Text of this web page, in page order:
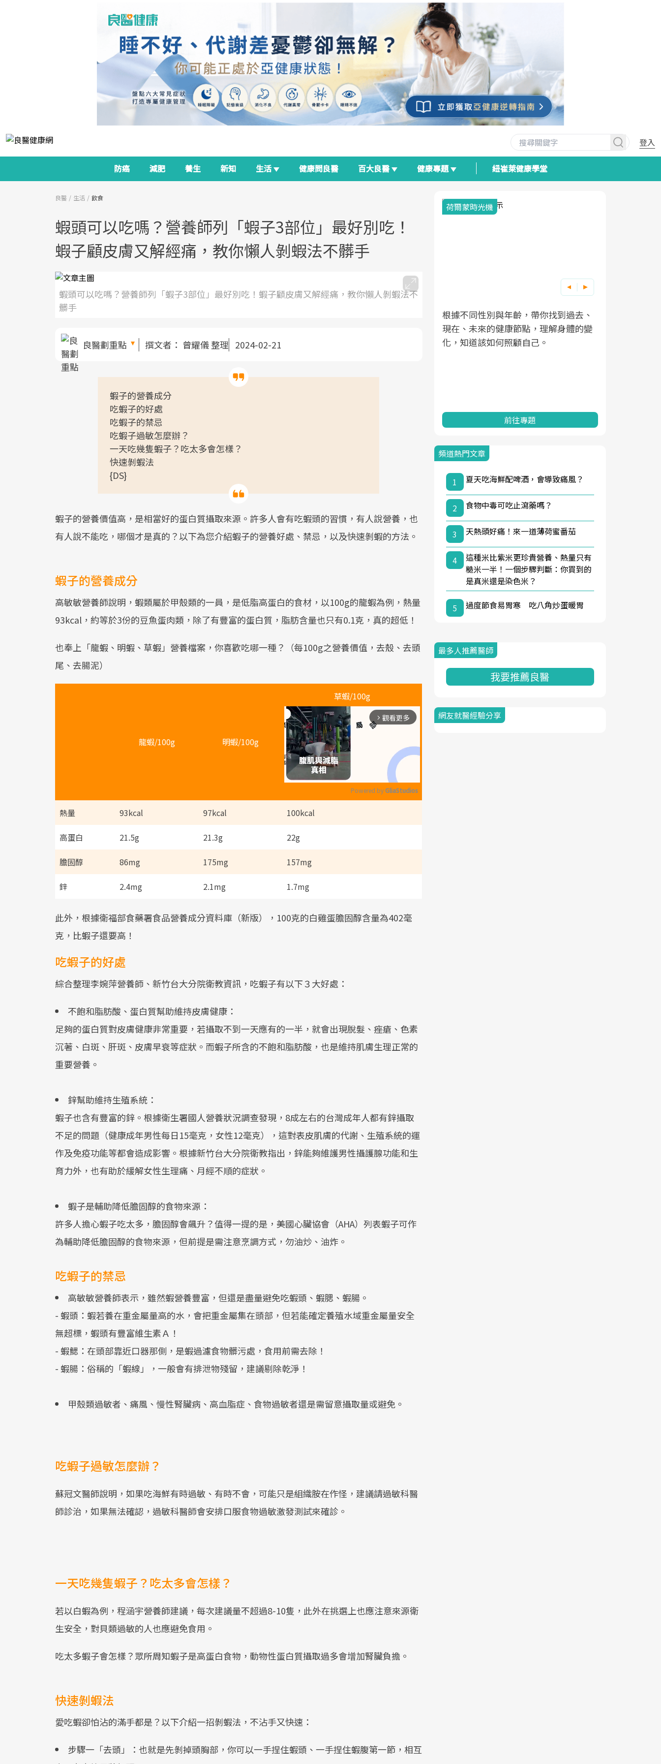
登入
防癌 減肥 養生 新知 生活 健康問良醫 百大良醫 健康專題 紐崔萊健康學堂
良醫 生活 飲食
蝦頭可以吃嗎？營養師列「蝦子3部位」最好別吃！
蝦子顧皮膚又解經痛，教你懶人剝蝦法不髒手
蝦頭可以吃嗎？營養師列「蝦子3部位」最好別吃！蝦子顧皮膚又解經痛，教你懶人剝蝦法不
髒手
良醫劃重點 撰文者： 曾耀儀 整理 2024-02-21
蝦子的營養成分
吃蝦子的好處
吃蝦子的禁忌
吃蝦子過敏怎麼辦？
一天吃幾隻蝦子？吃太多會怎樣？
快速剝蝦法
{DS}
蝦子的營養價值高，是相當好的蛋白質攝取來源。許多人會有吃蝦頭的習慣，有人說營養，也
有人說不能吃，哪個才是真的？以下為您介紹蝦子的營養好處、禁忌，以及快速剝蝦的方法。
蝦子的營養成分
高敏敏營養師說明，蝦類屬於甲殼類的一員，是低脂高蛋白的食材，以100g的龍蝦為例，熱量
93kcal，約等於3份的豆魚蛋肉類，除了有豐富的蛋白質，脂肪含量也只有0.1克，真的超低！
也奉上「龍蝦、明蝦、草蝦」營養檔案，你喜歡吃哪一種？（每100g之營養價值，去殼、去頭
尾、去腸泥）
龍蝦/100g 明蝦/100g
草蝦/100g
arrow_forward_ios 觀看更多
t
Powered by GliaStudios
熱量 93kcal 97kcal 100kcal
高蛋白 21.5g 21.3g 22g
膽固醇 86mg 175mg 157mg
鋅 2.4mg 2.1mg 1.7mg
此外，根據衛福部食藥署食品營養成分資料庫（新版），100克的白雞蛋膽固醇含量為402毫
克，比蝦子還要高！
吃蝦子的好處
綜合整理李婉萍營養師、新竹台大分院衛教資訊，吃蝦子有以下３大好處：
不飽和脂肪酸、蛋白質幫助維持皮膚健康：
足夠的蛋白質對皮膚健康非常重要，若攝取不到一天應有的一半，就會出現脫髮、痤瘡、色素
沉著、白斑、肝斑、皮膚早衰等症狀。而蝦子所含的不飽和脂肪酸，也是維持肌膚生理正常的
重要營養。
鋅幫助維持生殖系統：
蝦子也含有豐富的鋅。根據衛生署國人營養狀況調查發現，8成左右的台灣成年人都有鋅攝取
不足的問題（健康成年男性每日15毫克，女性12毫克），這對表皮肌膚的代謝、生殖系統的運
作及免疫功能等都會造成影響。根據新竹台大分院衛教指出，鋅能夠維護男性攝護腺功能和生
育力外，也有助於緩解女性生理痛、月經不順的症狀。
蝦子是輔助降低膽固醇的食物來源：
許多人擔心蝦子吃太多，膽固醇會飆升？值得一提的是，美國心臟協會（AHA）列表蝦子可作
為輔助降低膽固醇的食物來源，但前提是需注意烹調方式，勿油炒、油炸。
吃蝦子的禁忌
高敏敏營養師表示，雖然蝦營養豐富，但還是盡量避免吃蝦頭、蝦腮、蝦腸。
- 蝦頭：蝦若養在重金屬量高的水，會把重金屬集在頭部，但若能確定養殖水域重金屬量安全
無超標，蝦頭有豐富維生素Ａ！
- 蝦鰓：在頭部靠近口器那側，是蝦過濾食物髒污處，食用前需去除！
- 蝦腸：俗稱的「蝦線」，一般會有排泄物殘留，建議剔除乾淨！
甲殼類過敏者、痛風、慢性腎臟病、高血脂症、食物過敏者還是需留意攝取量或避免。
吃蝦子過敏怎麼辦？
蘇冠文醫師說明，如果吃海鮮有時過敏、有時不會，可能只是組織胺在作怪，建議請過敏科醫
師診治，如果無法確認，過敏科醫師會安排口服食物過敏激發測試來確診。
一天吃幾隻蝦子？吃太多會怎樣？
若以白蝦為例，程涵宇營養師建議，每次建議量不超過8-10隻，此外在挑選上也應注意來源衛
生安全，對貝類過敏的人也應避免食用。
吃太多蝦子會怎樣？眾所周知蝦子是高蛋白食物，動物性蛋白質攝取過多會增加腎臟負擔。
快速剝蝦法
愛吃蝦卻怕沾的滿手都是？以下介紹一招剝蝦法，不沾手又快速：
步驟一「去頭」：也就是先剝掉頭胸部，你可以一手捏住蝦頭、一手捏住蝦腹第一節，相互
政策如「健康台灣推動委員會」與「長
全面啟動你的健康革命！
建立對亞健康的認知，進而引導實際的
荷爾蒙時光機
根據不同性別與年齡，帶你找到過去、
現在、未來的健康節點，理解身體的變
化，知道該如何照顧自己。
前往專題
頻道熱門文章
1 夏天吃海鮮配啤酒，會導致痛風？
2 食物中毒可吃止瀉藥嗎？
3 天熱頭好痛！來一道薄荷蜜番茄
4
這種米比紫米更珍貴營養、熱量只有
糙米一半！一個步驟判斷：你買到的
是真米還是染色米？
5 過度節食易胃寒 吃八角炒蛋暖胃
最多人推薦醫師
我要推薦良醫
網友就醫經驗分享